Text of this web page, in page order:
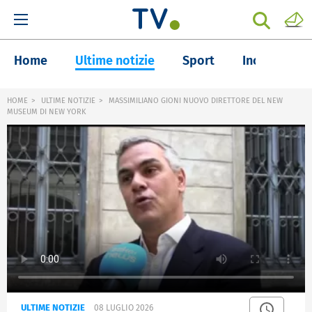
Home Ultime notizie Sport Inchieste
HOME ULTIME NOTIZIE
MASSIMILIANO GIONI NUOVO DIRETTORE DEL NEW
MUSEUM DI NEW YORK
ULTIME NOTIZIE 08 LUGLIO 2026